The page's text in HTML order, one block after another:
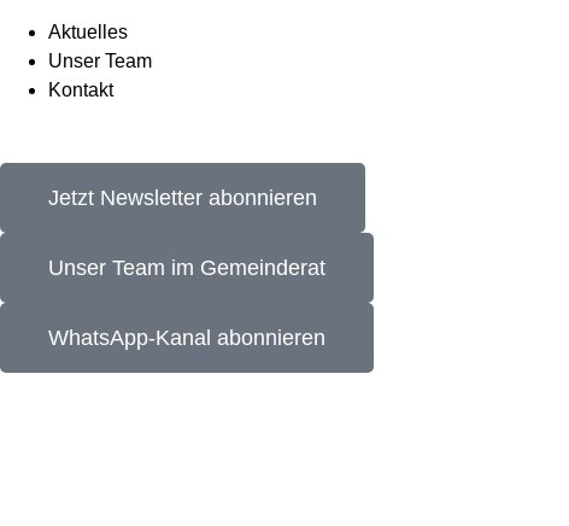
Aktuelles
Unser Team
Kontakt
Jetzt Newsletter abonnieren
Unser Team im Gemeinderat
WhatsApp-Kanal abonnieren